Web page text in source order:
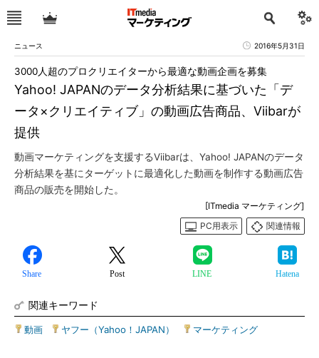
ニュース 2016年5月31日
Yahoo! JAPANのデータ分析結果に基づいた「デ
ータ×クリエイティブ」の動画広告商品、Viibarが
提供
3000人超のプロクリエイターから最適な動画企画を募集
動画マーケティングを支援するViibarは、Yahoo! JAPANのデータ
分析結果を基にターゲットに最適化した動画を制作する動画広告
商品の販売を開始した。
[ITmedia マーケティング]
PC用表示
関連情報
Share Post LINE Hatena
関連キーワード
動画 ヤフー（Yahoo！JAPAN） マーケティング